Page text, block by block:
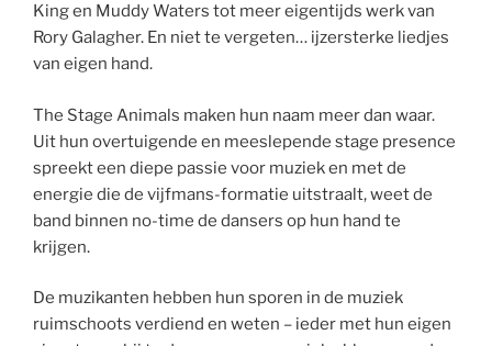
King en Muddy Waters tot meer eigentijds werk van
Rory Galagher. En niet te vergeten… ijzersterke liedjes
van eigen hand.
The Stage Animals maken hun naam meer dan waar.
Uit hun overtuigende en meeslepende stage presence
spreekt een diepe passie voor muziek en met de
energie die de vijfmans-formatie uitstraalt, weet de
band binnen no-time de dansers op hun hand te
krijgen.
De muzikanten hebben hun sporen in de muziek
ruimschoots verdiend en weten – ieder met hun eigen